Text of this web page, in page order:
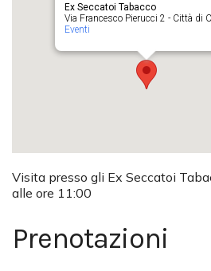
Ex Seccatoi Tabacco
Via Francesco Pierucci 2 - Città di
Eventi
Visita presso gli Ex Seccatoi
alle ore 11:00
Prenotazioni